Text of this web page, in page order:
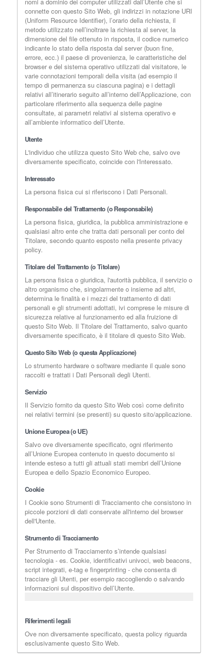
connette con questo Sito Web, gli indirizzi in notazione URI
(Uniform Resource Identifier), l’orario della richiesta, il
metodo utilizzato nell’inoltrare la richiesta al server, la
dimensione del file ottenuto in risposta, il codice numerico
indicante lo stato della risposta dal server (buon fine,
errore, ecc.) il paese di provenienza, le caratteristiche del
browser e del sistema operativo utilizzati dal visitatore, le
varie connotazioni temporali della visita (ad esempio il
tempo di permanenza su ciascuna pagina) e i dettagli
relativi all’itinerario seguito all’interno dell’Applicazione, con
particolare riferimento alla sequenza delle pagine
consultate, ai parametri relativi al sistema operativo e
all’ambiente informatico dell’Utente.
Utente
L'individuo che utilizza questo Sito Web che, salvo ove
diversamente specificato, coincide con l'Interessato.
Interessato
La persona fisica cui si riferiscono i Dati Personali.
Responsabile del Trattamento (o Responsabile)
La persona fisica, giuridica, la pubblica amministrazione e
qualsiasi altro ente che tratta dati personali per conto del
Titolare, secondo quanto esposto nella presente privacy
policy.
Titolare del Trattamento (o Titolare)
La persona fisica o giuridica, l'autorità pubblica, il servizio o
altro organismo che, singolarmente o insieme ad altri,
determina le finalità e i mezzi del trattamento di dati
personali e gli strumenti adottati, ivi comprese le misure di
sicurezza relative al funzionamento ed alla fruizione di
questo Sito Web. Il Titolare del Trattamento, salvo quanto
diversamente specificato, è il titolare di questo Sito Web.
Questo Sito Web (o questa Applicazione)
Lo strumento hardware o software mediante il quale sono
raccolti e trattati i Dati Personali degli Utenti.
Servizio
Il Servizio fornito da questo Sito Web così come definito
nei relativi termini (se presenti) su questo sito/applicazione.
Unione Europea (o UE)
Salvo ove diversamente specificato, ogni riferimento
all’Unione Europea contenuto in questo documento si
intende esteso a tutti gli attuali stati membri dell’Unione
Europea e dello Spazio Economico Europeo.
Cookie
I Cookie sono Strumenti di Tracciamento che consistono in
piccole porzioni di dati conservate all'interno del browser
dell'Utente.
Strumento di Tracciamento
Per Strumento di Tracciamento s’intende qualsiasi
tecnologia - es. Cookie, identificativi univoci, web beacons,
script integrati, e-tag e fingerprinting - che consenta di
tracciare gli Utenti, per esempio raccogliendo o salvando
informazioni sul dispositivo dell’Utente.
Riferimenti legali
Ove non diversamente specificato, questa policy riguarda
esclusivamente questo Sito Web.